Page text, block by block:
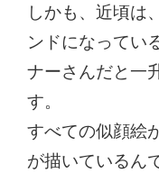
しかも、近頃は
ンドになってい
ナーさんだと一
す。
すべての似顔絵
が描いているん